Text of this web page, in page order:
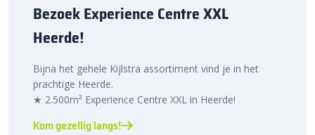
Bezoek Experience Centre XXL
Heerde!
Bijna het gehele Kijlstra assortiment vind je in het
prachtige Heerde.
★ 2.500m² Experience Centre XXL in Heerde!
Kom gezellig langs!